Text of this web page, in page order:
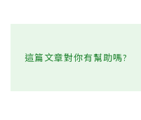
這篇文章對你有幫助嗎?